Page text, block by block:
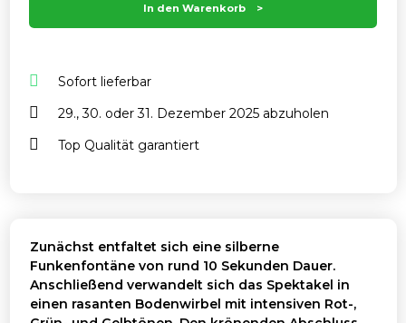
In den Warenkorb
Sofort lieferbar
29., 30. oder 31. Dezember 2025 abzuholen
Top Qualität garantiert
Zunächst entfaltet sich eine silberne
Funkenfontäne von rund 10 Sekunden Dauer.
Anschließend verwandelt sich das Spektakel in
einen rasanten Bodenwirbel mit intensiven Rot-,